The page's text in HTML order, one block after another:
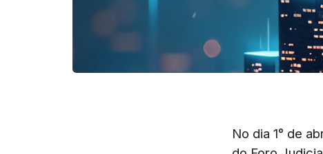
No dia 1° de